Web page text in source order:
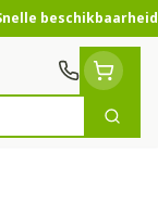
beschikbaarheid
Zoek